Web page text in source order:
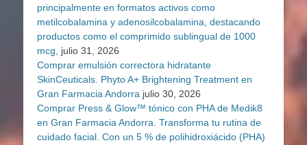
principalmente en formatos activos como
metilcobalamina y adenosilcobalamina, destacando
productos como el comprimido sublingual de 1000
mcg,
julio 31, 2026
Comprar emulsión correctora hidratante
SkinCeuticals. Phyto A+ Brightening Treatment en
Gran Farmacia Andorra julio 30, 2026
Comprar Press & Glow™ tónico con PHA de Medik8
en Gran Farmacia Andorra. Transforma tu rutina de
cuidado facial. Con un 5 % de polihidroxiácido (PHA)